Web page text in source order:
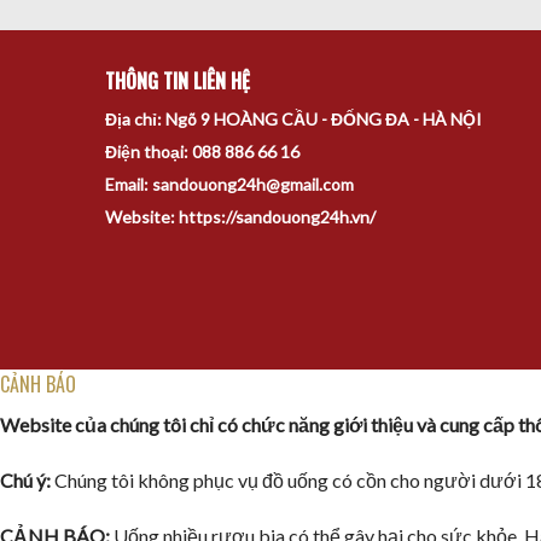
THÔNG TIN LIÊN HỆ
Địa chỉ: Ngõ 9 HOÀNG CẦU - ĐỐNG ĐA - HÀ NỘI
Điện thoại: 088 886 66 16
Email: sandouong24h@gmail.com
Website: https://sandouong24h.vn/
CẢNH BÁO
Website của chúng tôi chỉ có chức năng giới thiệu và cung cấp
Chú ý:Chúng tôi không phục vụ đồ uống có cồn cho người dưới
CẢNH BÁO: Uống nhiều rượu bia có thể gây hại cho sức khỏe.